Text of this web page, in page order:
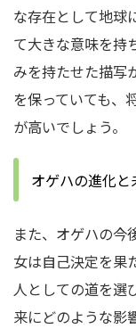
な存在として地球
て大きな意味を持
みを持たせた描写
を保っていても、
が高いでしょう。
オゲハの進化と
また、オゲハの今
女は自己決定を果
人としての道を選
来にどのような影